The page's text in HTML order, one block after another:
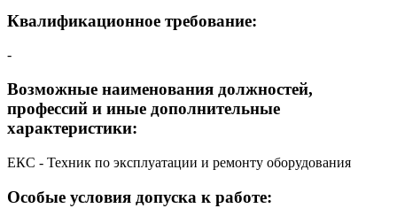
Квалификационное требование:
-
Возможные наименования должностей,
профессий и иные дополнительные
характеристики:
ЕКС - Техник по эксплуатации и ремонту оборудования
Особые условия допуска к работе: